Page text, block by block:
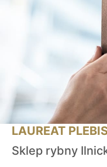
LAUREAT
Sklep rybny